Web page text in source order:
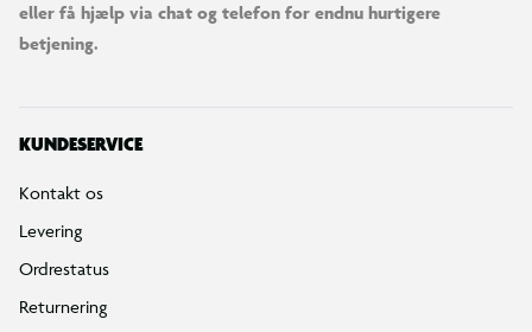
eller få hjælp via chat og telefon for endnu hurtigere
betjening.
KUNDESERVICE
Kontakt os
Levering
Ordrestatus
Returnering